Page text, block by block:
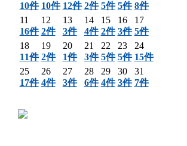
10件 10件 12件 2件 5件 5件 8件
11
16件
12
2件
13
3件
14
4件
15
2件
16
3件
17
5件
18
11件
19
2件
20
1件
21
3件
22
5件
23
5件
24
15件
25
17件
26
4件
27
3件
28
6件
29
4件
30
3件
31
7件